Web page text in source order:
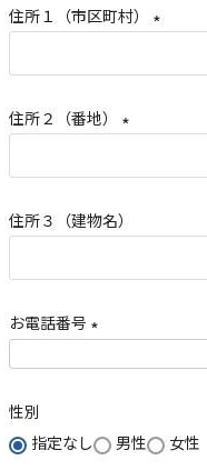
須
住所１（市区町村）
住所２（番地）
須
住所３（建物名）
お電話番号
)
性別
指定なし
男性 女性